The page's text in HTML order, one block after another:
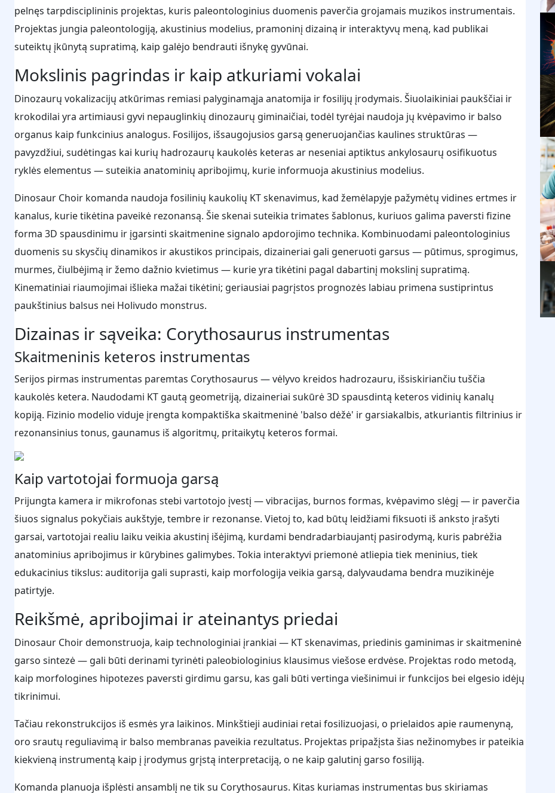
pelnęs tarpdisciplininis projektas, kuris paleontologinius duomenis paverčia grojamais muzikos instrumentais.
Projektas jungia paleontologiją, akustinius modelius, pramoninį dizainą ir interaktyvų meną, kad publikai
suteiktų įkūnytą supratimą, kaip galėjo bendrauti išnykę gyvūnai.
Mokslinis pagrindas ir kaip atkuriami vokalai
Dinozaurų vokalizacijų atkūrimas remiasi palyginamąja anatomija ir fosilijų įrodymais. Šiuolaikiniai paukščiai ir
krokodilai yra artimiausi gyvi nepauglinkių dinozaurų giminaičiai, todėl tyrėjai naudoja jų kvėpavimo ir balso
organus kaip funkcinius analogus. Fosilijos, išsaugojusios garsą generuojančias kaulines struktūras —
pavyzdžiui, sudėtingas kai kurių hadrozaurų kaukolės keteras ar neseniai aptiktus ankylosaurų osifikuotus
ryklės elementus — suteikia anatominių apribojimų, kurie informuoja akustinius modelius.
Dinosaur Choir komanda naudoja fosilinių kaukolių KT skenavimus, kad žemėlapyje pažymėtų vidines ertmes ir
kanalus, kurie tikėtina paveikė rezonansą. Šie skenai suteikia trimates šablonus, kuriuos galima paversti fizine
forma 3D spausdinimu ir įgarsinti skaitmenine signalo apdorojimo technika. Kombinuodami paleontologinius
duomenis su skysčių dinamikos ir akustikos principais, dizaineriai gali generuoti garsus — pūtimus, sprogimus,
murmes, čiulbėjimą ir žemo dažnio kvietimus — kurie yra tikėtini pagal dabartinį mokslinį supratimą.
Kinematiniai riaumojimai išlieka mažai tikėtini; geriausiai pagrįstos prognozės labiau primena sustiprintus
paukštinius balsus nei Holivudo monstrus.
Dizainas ir sąveika: Corythosaurus instrumentas
Skaitmeninis keteros instrumentas
Serijos pirmas instrumentas paremtas Corythosaurus — vėlyvo kreidos hadrozauru, išsiskiriančiu tuščia
kaukolės ketera. Naudodami KT gautą geometriją, dizaineriai sukūrė 3D spausdintą keteros vidinių kanalų
kopiją. Fizinio modelio viduje įrengta kompaktiška skaitmeninė 'balso dėžė' ir garsiakalbis, atkuriantis filtrinius ir
rezonansinius tonus, gaunamus iš algoritmų, pritaikytų keteros formai.
Kaip vartotojai formuoja garsą
Prijungta kamera ir mikrofonas stebi vartotojo įvestį — vibracijas, burnos formas, kvėpavimo slėgį — ir paverčia
šiuos signalus pokyčiais aukštyje, tembre ir rezonanse. Vietoj to, kad būtų leidžiami fiksuoti iš anksto įrašyti
garsai, vartotojai realiu laiku veikia akustinį išėjimą, kurdami bendradarbiaujantį pasirodymą, kuris pabrėžia
anatominius apribojimus ir kūrybines galimybes. Tokia interaktyvi priemonė atliepia tiek meninius, tiek
edukacinius tikslus: auditorija gali suprasti, kaip morfologija veikia garsą, dalyvaudama bendra muzikinėje
patirtyje.
Reikšmė, apribojimai ir ateinantys priedai
Dinosaur Choir demonstruoja, kaip technologiniai įrankiai — KT skenavimas, priedinis gaminimas ir skaitmeninė
garso sintezė — gali būti derinami tyrinėti paleobiologinius klausimus viešose erdvėse. Projektas rodo metodą,
kaip morfologines hipotezes paversti girdimu garsu, kas gali būti vertinga viešinimui ir funkcijos bei elgesio idėjų
tikrinimui.
Tačiau rekonstrukcijos iš esmės yra laikinos. Minkštieji audiniai retai fosilizuojasi, o prielaidos apie raumenyną,
oro srautų reguliavimą ir balso membranas paveikia rezultatus. Projektas pripažįsta šias nežinomybes ir pateikia
kiekvieną instrumentą kaip į įrodymus grįstą interpretaciją, o ne kaip galutinį garso fosiliją.
Komanda planuoja išplėsti ansamblį ne tik su Corythosaurus. Kitas kuriamas instrumentas bus skiriamas